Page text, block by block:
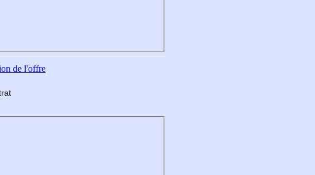
de l'offre